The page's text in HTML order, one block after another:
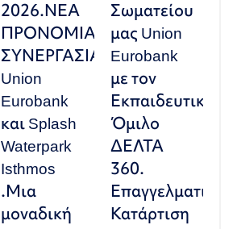
2026.ΝΕΑ
ΠΡΟΝΟΜΙΑΚΗ
ΣΥΝΕΡΓΑΣΙΑ
Union
Eurobank
και Splash
Waterpark
Isthmos
.Μια
μοναδική
Σωματείου
μας Union
Eurobank
με τον
Εκπαιδευτικό
Όμιλο
ΔΕΛΤΑ
360.
Επαγγελματική
Κατάρτιση